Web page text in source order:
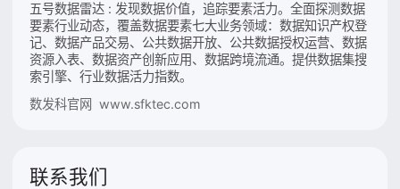
五号数据雷达 : 发现数据价值，追踪要素活力。全面探测数据
要素行业动态，覆盖数据要素七大业务领域：数据知识产权登
记、数据产品交易、公共数据开放、公共数据授权运营、数据
资源入表、数据资产创新应用、数据跨境流通。提供数据集搜
索引擎、行业数据活力指数。
数发科官网 www.sfktec.com
联系我们